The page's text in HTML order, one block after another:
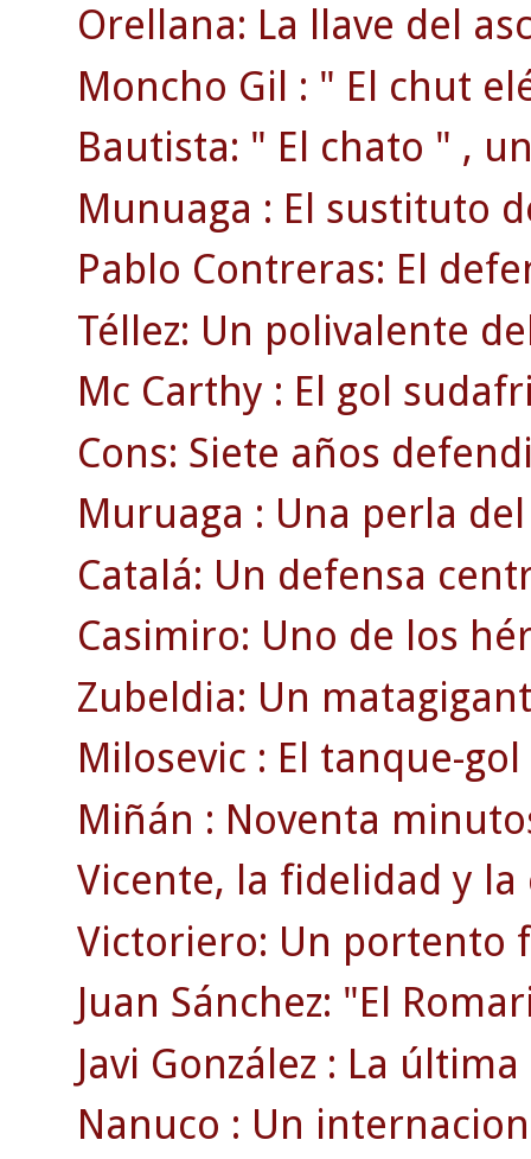
Orellana: La llave del
Moncho Gil : " El chut
Bautista: " El chato " ,
Munuaga : El sustituto
Pablo Contreras: El
Téllez: Un polivalente
Mc Carthy : El gol
Cons: Siete años
Muruaga : Una perla
Catalá: Un defensa
Casimiro: Uno de los
Zubeldia: Un
Milosevic : El tanque-
Miñán : Noventa
Vicente, la fidelidad y
Victoriero: Un portento
Juan Sánchez: "El
Javi González : La
Nanuco : Un